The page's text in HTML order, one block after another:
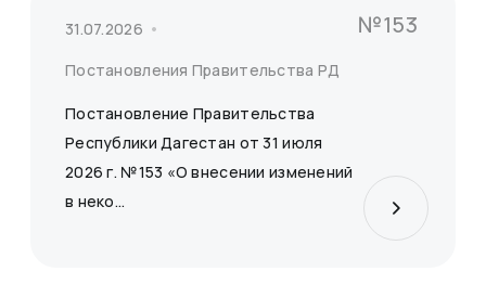
31.07.2026
Постановления Правительства РД
№153
Постановление Правительства
Республики Дагестан от 31 июля
2026 г. №153 «О внесении изменений
в неко...